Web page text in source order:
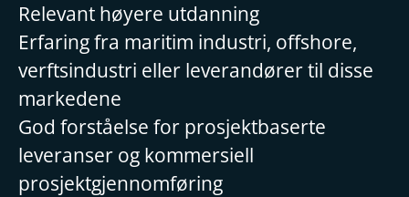
Relevant høyere utdanning
Erfaring fra maritim industri, offshore,
verftsindustri eller leverandører til disse
markedene
God forståelse for prosjektbaserte
leveranser og kommersiell
prosjektgjennomføring